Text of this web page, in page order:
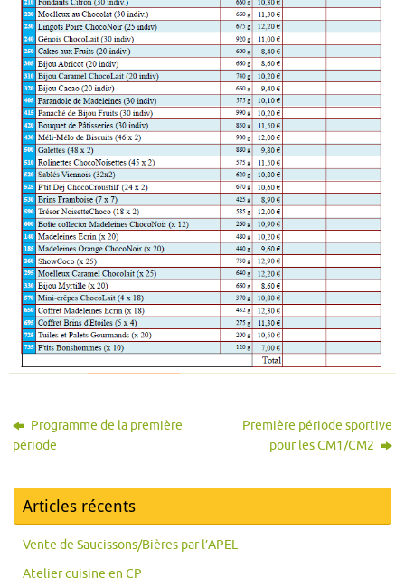
Programme de la première
période
Première période sportive
pour les CM1/CM2
Articles récents
Vente de Saucissons/Bières par l’APEL
Atelier cuisine en CP